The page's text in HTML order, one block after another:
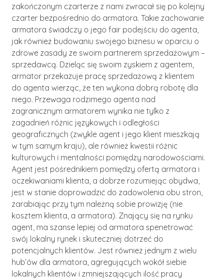
zakończonym czarterze z nami zwracał się po kolejny
czarter bezpośrednio do armatora. Takie zachowanie
armatora świadczy o jego fair podejściu do agenta,
jak również budowaniu swojego biznesu w oparciu o
zdrowe zasady ze swoim partnerem sprzedażowym –
sprzedawcą. Dzieląc się swoim zyskiem z agentem,
armator przekazuje pracę sprzedażową z klientem
do agenta wierząc, że ten wykona dobrą robotę dla
niego. Przewaga rodzimego agenta nad
zagranicznym armatorem wynika nie tylko z
zagadnień różnic językowych i odległości
geograficznych (zwykle agent i jego klient mieszkają
w tym samym kraju), ale również kwestii różnic
kulturowych i mentalności pomiędzy narodowościami.
Agent jest pośrednikiem pomiędzy ofertą armatora i
oczekiwaniami klienta, a dobrze rozumiejąc obydwa,
jest w stanie doprowadzić do zadowolenia obu stron,
zarabiając przy tym należną sobie prowizję (nie
kosztem klienta, a armatora). Znający się na rynku
agent, ma szanse lepiej od armatora spenetrować
swój lokalny rynek i skuteczniej dotrzeć do
potencjalnych klientów. Jest również jednym z wielu
hub’ów dla armatora, agregujących wokół siebie
lokalnych klientów i zmniejszających ilość pracy